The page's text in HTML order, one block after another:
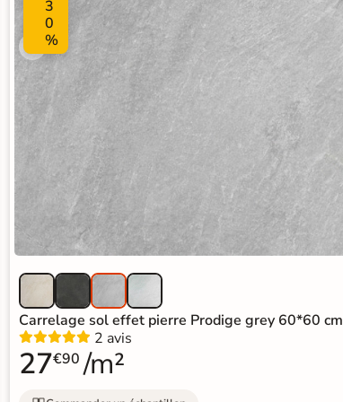
3
0
%
Carrelage sol effet pierre Prodige grey 60*60 cm
2 avis
27€90 /m²